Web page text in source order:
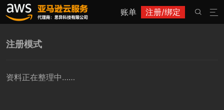
账单 注册/绑定 

注册模式
资料正在整理中……